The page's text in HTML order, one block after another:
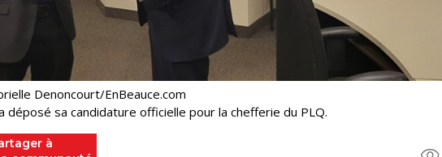
Denoncourt/EnBeauce.com
déposé sa candidature officielle pour la chefferie du PLQ.
à